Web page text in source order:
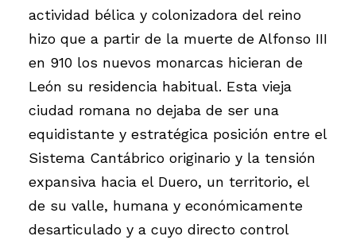
actividad bélica y colonizadora del reino
hizo que a partir de la muerte de Alfonso III
en 910 los nuevos monarcas hicieran de
León su residencia habitual. Esta vieja
ciudad romana no dejaba de ser una
equidistante y estratégica posición entre el
Sistema Cantábrico originario y la tensión
expansiva hacia el Duero, un territorio, el
de su valle, humana y económicamente
desarticulado y a cuyo directo control